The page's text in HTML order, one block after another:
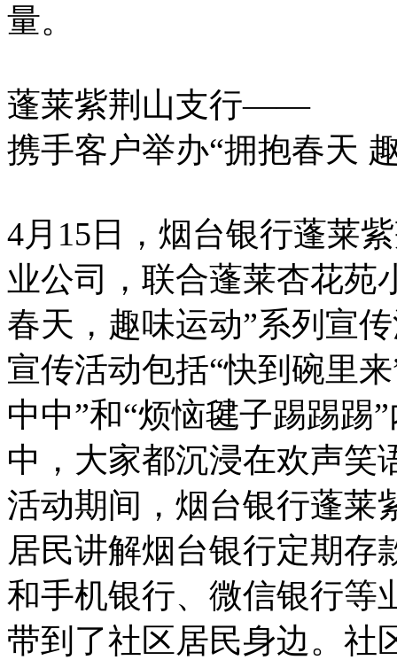
量。
蓬莱紫荆山支行——
携手客户举办“拥抱春天
4月15日，烟台银行蓬莱
业公司，联合蓬莱杏花苑
春天，趣味运动”系列宣
宣传活动包括“快到碗里
中中”和“烦恼毽子踢踢踢
中，大家都沉浸在欢声笑
活动期间，烟台银行蓬莱
居民讲解烟台银行定期存
和手机银行、微信银行等
带到了社区居民身边。社